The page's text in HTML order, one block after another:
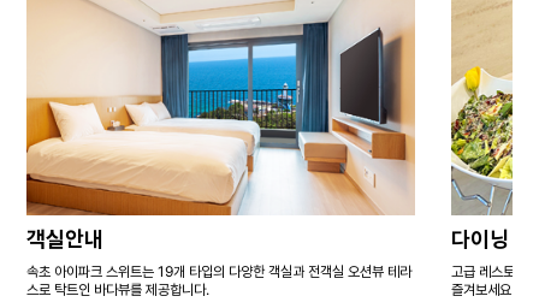
객실안내
속초 아이파크 스위트는 19개 타입의 다양한 객실과 전객실 오션뷰 테라
스로 탁트인 바다뷰를 제공합니다.
다이닝
고급 레스토랑
즐겨보세요.